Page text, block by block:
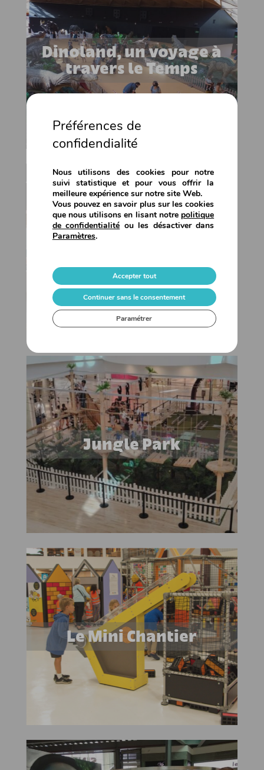
Dinoland, un voyage à
travers le Temps
Jungle Park
Le Mini Chantier
Préférences de
confidendialité
Nous utilisons des cookies pour notre
suivi statistique et pour vous offrir la
meilleure expérience sur notre site Web.
Vous pouvez en savoir plus sur les cookies
que nous utilisons en lisant notrepolitique
de confidentialité ou les désactiver dans
Paramètres.
Accepter tout
Continuer sans le consentement
Paramétrer